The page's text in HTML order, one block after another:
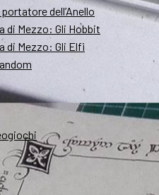
dell’Anello
di Mezzo: Gli Hobbit
di Mezzo: Gli Elfi